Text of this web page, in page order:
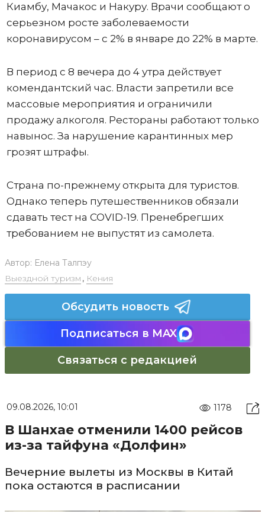
Киамбу, Мачакос и Накуру. Врачи сообщают о
серьезном росте заболеваемости
коронавирусом – с 2% в январе до 22% в марте.
В период с 8 вечера до 4 утра действует
комендантский час. Власти запретили все
массовые мероприятия и ограничили
продажу алкоголя. Рестораны работают только
навынос. За нарушение карантинных мер
грозят штрафы.
Страна по-прежнему открыта для туристов.
Однако теперь путешественников обязали
сдавать тест на COVID-19. Пренебрегших
требованием не выпустят из самолета.
Автор: Елена Талпэу
Выездной туризм , Кения
Обсудить новость
Подписаться в MAX
Связаться с редакцией
09.08.2026, 10:01 1178
В Шанхае отменили 1400 рейсов
из-за тайфуна «Долфин»
Вечерние вылеты из Москвы в Китай
пока остаются в расписании